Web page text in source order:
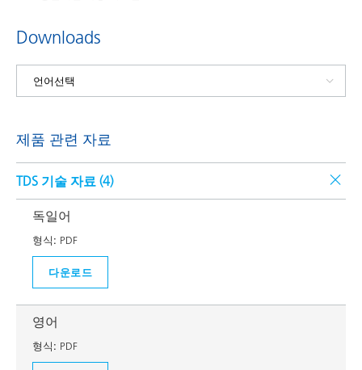
Downloads
제품 관련 자료
TDS 기술 자료 (4)
독일어
형식: PDF
다운로드
영어
형식: PDF